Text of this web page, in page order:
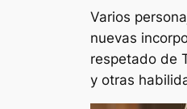
Varios
nuevas
respetado de
y otras